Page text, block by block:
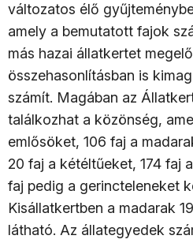
változatos élő
amely a bemutatott fajok
más hazai állatkertet
összehasonlításban is
számít. Magában az
találkozhat a közönség,
emlősöket, 106 faj a
20 faj a kétéltűeket, 174 faj
faj pedig a gerincteleneket
Kisállatkertben a madarak
látható. Az állategyedek